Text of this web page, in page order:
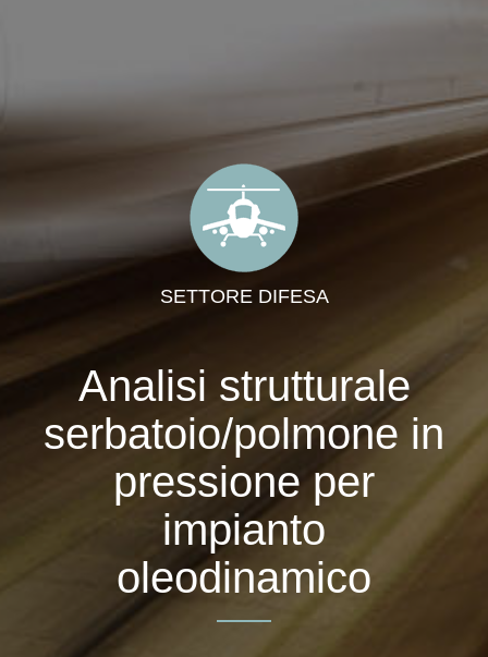
SETTORE DIFESA
Analisi strutturale
serbatoio/polmone in
pressione per
impianto
oleodinamico